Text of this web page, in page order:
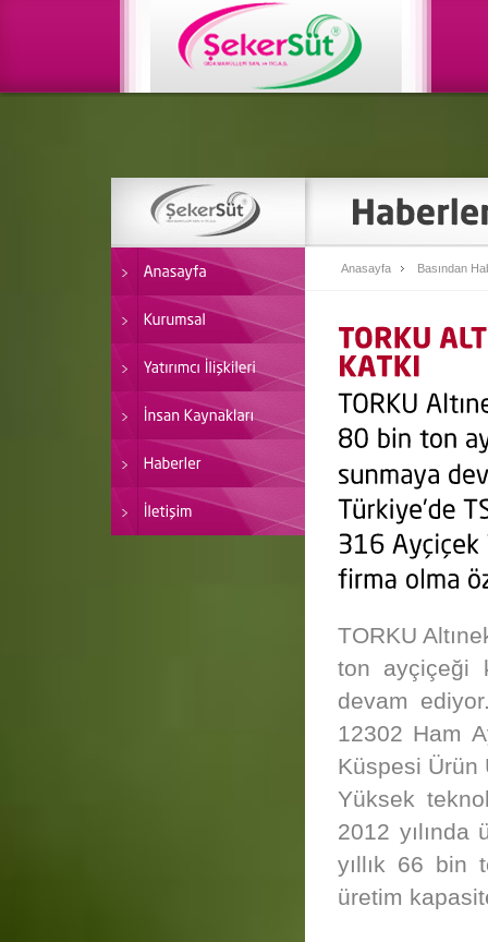
Anasayfa Basından
TORKU
ton ayçiçeği
devam
12302 Ham
Küspesi Ürün
Yüksek
2012 yılında
yıllık 66 bin
üretim